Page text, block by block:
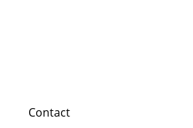
Contact